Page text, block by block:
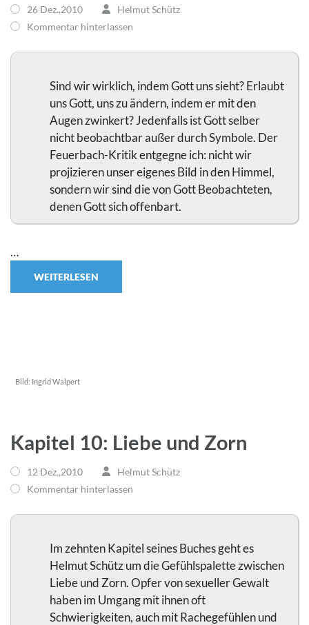
26 Dez.,2010
Helmut Schütz
Kommentar hinterlassen
Sind wir wirklich, indem Gott uns sieht? Erlaubt
uns Gott, uns zu ändern, indem er mit den
Augen zwinkert? Jedenfalls ist Gott selber
nicht beobachtbar außer durch Symbole. Der
Feuerbach-Kritik entgegne ich: nicht wir
projizieren unser eigenes Bild in den Himmel,
sondern wir sind die von Gott Beobachteten,
denen Gott sich offenbart.
…
WEITERLESEN
Bild: Ingrid Walpert
Kapitel 10: Liebe und Zorn
12 Dez.,2010
Helmut Schütz
Kommentar hinterlassen
Im zehnten Kapitel seines Buches geht es
Helmut Schütz um die Gefühlspalette zwischen
Liebe und Zorn. Opfer von sexueller Gewalt
haben im Umgang mit ihnen oft
Schwierigkeiten, auch mit Rachegefühlen und